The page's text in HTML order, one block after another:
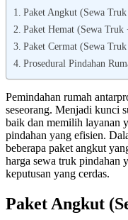
Paket Angkut (Sewa
Paket Hemat (Sewa Truk
Paket Cermat (Sewa
Prosedural Pindahan
Pemindahan rumah
seseorang. Menjadi kunci
baik dan memilih layanan
pindahan yang efisien.
beberapa paket angkut
harga sewa truk pindahan
keputusan yang cerdas.
Paket Angkut